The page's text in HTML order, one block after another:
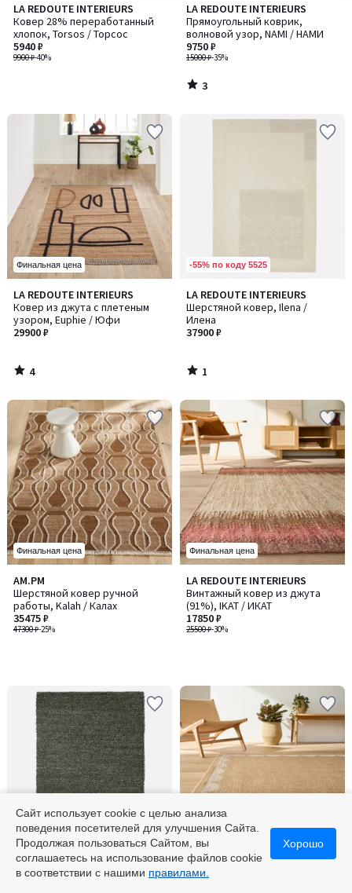
LA REDOUTE INTERIEURS
Ковер 28% переработанный
хлопок, Torsos / Торсос
9900 ₽-40%
5940 ₽
LA REDOUTE INTERIEURS
Прямоугольный коврик,
волновой узор, NAMI / НАМИ
15000 ₽-35%
9750 ₽
3
/
5
3
/
Финальная цена
LA REDOUTE INTERIEURS
Ковер из джута с плетеным
узором, Euphie / Юфи
29900 ₽
4
/
5
4
/
-55% по коду 5525
LA REDOUTE INTERIEURS
Шерстяной ковер, Ilena /
Илена
37900 ₽
1
/
5
1
/
Финальная цена
AM.PM
Шерстяной ковер ручной
работы, Kalah / Калах
47300 ₽-25%
35475 ₽
Финальная цена
LA REDOUTE INTERIEURS
Винтажный ковер из джута
(91%), IKAT / ИКАТ
25500 ₽-30%
17850 ₽
-55% по коду 5525
LA REDOUTE INTERIEURS
Вязаный ковер, Hamea / Хамеа
2
/
LA REDOUTE INTERIEURS
Плетеный ковер с имитацией
5
/
Сайт использует cookie с целью анализа
поведения посетителей для улучшения Сайта.
Продолжая пользоваться Сайтом, вы
соглашаетесь на использование файлов cookie
в соответствии с нашими правилами.
Хорошо